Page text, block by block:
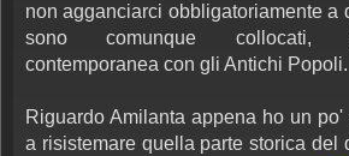
non agganciarci obbligatoriamente a
sono comunque collocati,
contemporanea con gli Antichi Popoli.
Riguardo Amilanta appena ho un
a risistemare quella parte storica del